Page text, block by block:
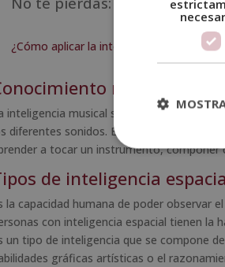
¿Cómo aplicar la inteligencia emocional
musical
inteligencia musical se da desde la
diferentes sonidos. Esto quiere decir que
a tocar un instrumento,
de inteligencia
la capacidad humana de poder observar
con inteligencia espacial tienen la
un tipo de inteligencia que se compone
gráficas artísticas o el